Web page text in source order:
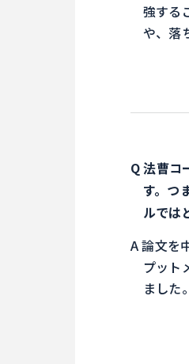
強する
や、落
法曹コ
す。つ
ルでは
論文を
プット
ました。